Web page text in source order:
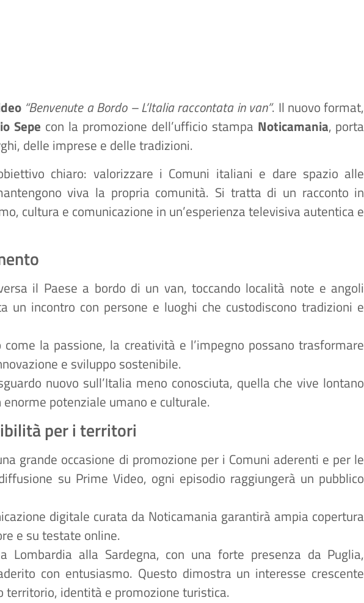
“Benvenute a Bordo – L’Italia raccontata in van”. Il nuovo format,
Sepe con la promozione dell’ufficio stampa Noticamania, porta
delle imprese e delle tradizioni.
chiaro: valorizzare i Comuni italiani e dare spazio alle
viva la propria comunità. Si tratta di un racconto in
cultura e comunicazione in un’esperienza televisiva autentica e
il Paese a bordo di un van, toccando località note e angoli
un incontro con persone e luoghi che custodiscono tradizioni e
la passione, la creatività e l’impegno possano trasformare
e sviluppo sostenibile.
nuovo sull’Italia meno conosciuta, quella che vive lontano
potenziale umano e culturale.
per i territori
grande occasione di promozione per i Comuni aderenti e per le
su Prime Video, ogni episodio raggiungerà un pubblico
digitale curata da Noticamania garantirà ampia copertura
e su testate online.
Lombardia alla Sardegna, con una forte presenza da Puglia,
con entusiasmo. Questo dimostra un interesse crescente
territorio, identità e promozione turistica.